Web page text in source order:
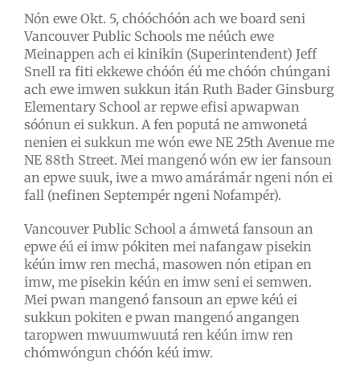
Nón ewe Okt. 5, chóóchóón ach we board seni
Vancouver Public Schools me néúch ewe
Meinappen ach ei kinikin (Superintendent) Jeff
Snell ra fiti ekkewe chóón éú me chóón chúngani
ach ewe imwen sukkun itán Ruth Bader Ginsburg
Elementary School ar repwe efisi apwapwan
sóónun ei sukkun. A fen poputá ne amwonetá
nenien ei sukkun me wón ewe NE 25th Avenue me
NE 88th Street. Mei mangenó wón ew ier fansoun
an epwe suuk, iwe a mwo amárámár ngeni nón ei
fall (nefinen Septempér ngeni Nofampér).
Vancouver Public School a ámwetá fansoun an
epwe éú ei imw pókiten mei nafangaw pisekin
kéún imw ren mechá, masowen nón etipan en
imw, me pisekin kéún en imw seni ei semwen.
Mei pwan mangenó fansoun an epwe kéú ei
sukkun pokiten e pwan mangenó angangen
taropwen mwuumwuutá ren kéún imw ren
chómwóngun chóón kéú imw.